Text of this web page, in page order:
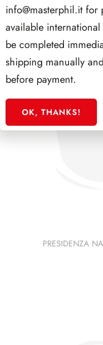
PRESIDENZA
info@masterphil.it for
available
be completed
shipping manually
before payment.
OK, THANKS!